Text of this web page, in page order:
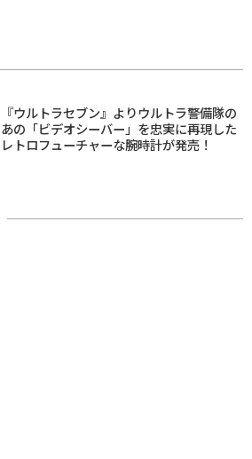
『ウルトラセブン』よりウルトラ警備隊の
あの「ビデオシーバー」を忠実に再現した
レトロフューチャーな腕時計が発売！